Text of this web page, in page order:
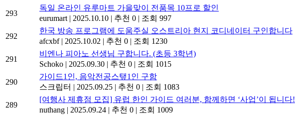
293
독일 온라인 유루마트 가을맞이 전품목 10프로 할인
eurumart | 2025.10.10 | 추천 0 | 조회 997
292
한국 방송 프로그램에 도움주실 오스트리아 현지 코디네이터 구인합니다
afcxbf | 2025.10.02 | 추천 0 | 조회 1230
291
비엔나 피아노 선생님 구합니다. (초등 3학년)
Schoko | 2025.09.30 | 추천 0 | 조회 1015
290
가이드1인, 음악전공스탶1인 구함
스크립터 | 2025.09.25 | 추천 0 | 조회 1083
289
[여행사 제휴점 모집] 유럽 한인 가이드 여러분, 함께하면 ‘사업’이 됩니다!
nuthang | 2025.09.24 | 추천 0 | 조회 1009